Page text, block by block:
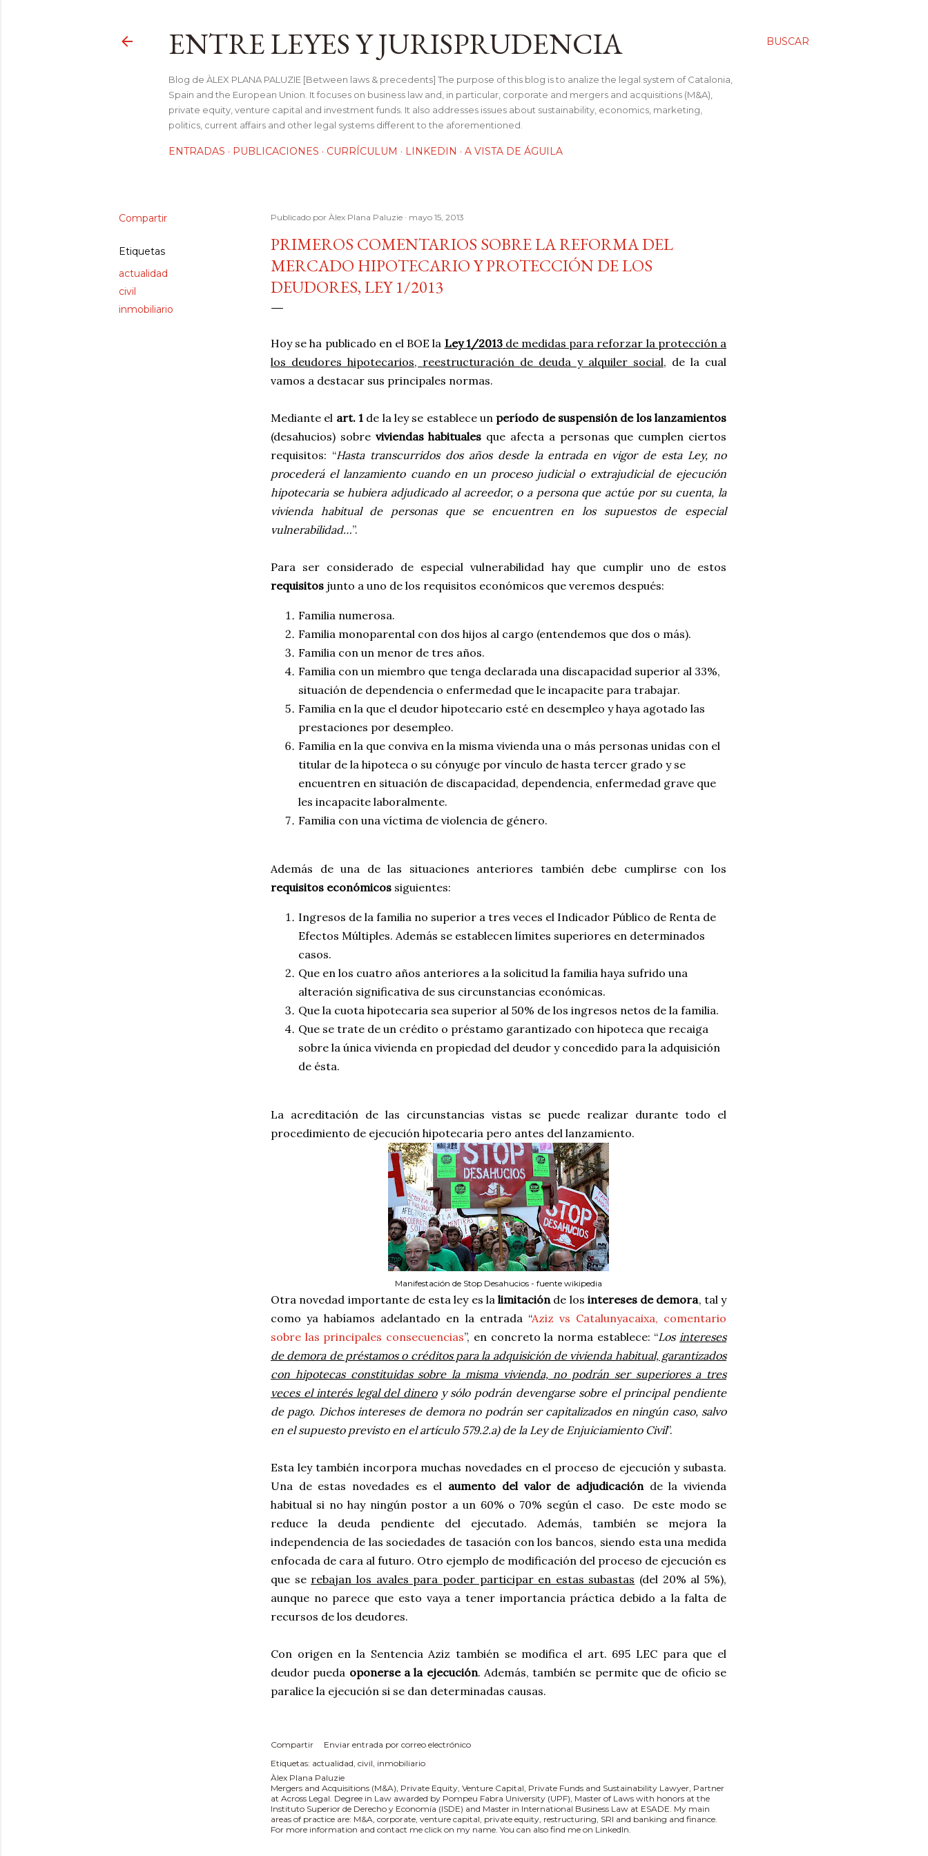
BUSCAR
ENTRE LEYES Y JURISPRUDENCIA
Blog de ÀLEX PLANA PALUZIE [Between laws & precedents] The purpose of this blog is to analize the legal system of Catalonia,
Spain and the European Union. It focuses on business law and, in particular, corporate and mergers and acquisitions (M&A),
private equity, venture capital and investment funds. It also addresses issues about sustainability, economics, marketing,
politics, current affairs and other legal systems different to the aforementioned.
ENTRADAS PUBLICACIONES CURRÍCULUM LINKEDIN A VISTA DE ÁGUILA
Compartir
Etiquetas
actualidad
civil
inmobiliario
Publicado por Àlex Plana Paluzie mayo 15, 2013
PRIMEROS COMENTARIOS SOBRE LA REFORMA DEL
MERCADO HIPOTECARIO Y PROTECCIÓN DE LOS
DEUDORES, LEY 1/2013
Hoy se ha publicado en el BOE la Ley 1/2013de medidas para reforzar la protección a
los deudores hipotecarios, reestructuración de deuda y alquiler social, de la cual
vamos a destacar sus principales normas.
Mediante el art. 1 de la ley se establece un período de suspensión de los lanzamientos
(desahucios) sobre viviendas habituales que afecta a personas que cumplen ciertos
requisitos: “Hasta transcurridos dos años desde la entrada en vigor de esta Ley, no
procederá el lanzamiento cuando en un proceso judicial o extrajudicial de ejecución
hipotecaria se hubiera adjudicado al acreedor, o a persona que actúe por su cuenta, la
vivienda habitual de personas que se encuentren en los supuestos de especial
vulnerabilidad…”.
Para ser considerado de especial vulnerabilidad hay que cumplir uno de estos
requisitos junto a uno de los requisitos económicos que veremos después:
Familia numerosa.
Familia monoparental con dos hijos al cargo (entendemos que dos o más).
Familia con un menor de tres años.
Familia con un miembro que tenga declarada una discapacidad superior al 33%,
situación de dependencia o enfermedad que le incapacite para trabajar.
Familia en la que el deudor hipotecario esté en desempleo y haya agotado las
prestaciones por desempleo.
Familia en la que conviva en la misma vivienda una o más personas unidas con el
titular de la hipoteca o su cónyuge por vínculo de hasta tercer grado y se
encuentren en situación de discapacidad, dependencia, enfermedad grave que
les incapacite laboralmente.
Familia con una víctima de violencia de género.
Además de una de las situaciones anteriores también debe cumplirse con los
requisitos económicos siguientes:
Ingresos de la familia no superior a tres veces el Indicador Público de Renta de
Efectos Múltiples. Además se establecen límites superiores en determinados
casos.
Que en los cuatro años anteriores a la solicitud la familia haya sufrido una
alteración significativa de sus circunstancias económicas.
Que la cuota hipotecaria sea superior al 50% de los ingresos netos de la familia.
Que se trate de un crédito o préstamo garantizado con hipoteca que recaiga
sobre la única vivienda en propiedad del deudor y concedido para la adquisición
de ésta.
La acreditación de las circunstancias vistas se puede realizar durante todo el
procedimiento de ejecución hipotecaria pero antes del lanzamiento.
Manifestación de Stop Desahucios - fuente wikipedia
Otra novedad importante de esta ley es lalimitaciónde los intereses de demora, tal y
como ya habíamos adelantado en la entrada “Aziz vs Catalunyacaixa, comentario
sobre las principales consecuencias”, en concreto la norma establece: “Losintereses
de demora de préstamos o créditos para la adquisición de vivienda habitual, garantizados
con hipotecas constituidas sobre la misma vivienda, no podrán ser superiores a tres
veces el interés legal del dineroy sólo podrán devengarse sobre el principal pendiente
de pago. Dichos intereses de demora no podrán ser capitalizados en ningún caso, salvo
en el supuesto previsto en el artículo 579.2.a) de la Ley de Enjuiciamiento Civil”.
Esta ley también incorpora muchas novedades en el proceso de ejecución y subasta.
Una de estas novedades es el aumento del valor de adjudicaciónde la vivienda
habitual si no hay ningún postor a un 60% o 70% según el caso.
De este modo se
reduce la deuda pendiente del ejecutado. Además, también se mejora la
independencia de las sociedades de tasación con los bancos, siendo esta una medida
enfocada de cara al futuro. Otro ejemplo de modificación del proceso de ejecución es
que se rebajan los avales para poder participar en estas subastas (del 20% al 5%),
aunque no parece que esto vaya a tener importancia práctica debido a la falta de
recursos de los deudores.
Con origen en la Sentencia Aziz también se modifica el art. 695 LEC para que el
deudor pueda oponerse a la ejecución. Además, también se permite que de oficio se
paralice la ejecución si se dan determinadas causas.
Compartir
Enviar entrada por correo electrónico
Etiquetas: actualidad civil inmobiliario
Àlex Plana Paluzie
Mergers and Acquisitions (M&A), Private Equity, Venture Capital, Private Funds and Sustainability Lawyer, Partner
at Across Legal. Degree in Law awarded by Pompeu Fabra University (UPF), Master of Laws with honors at the
Instituto Superior de Derecho y Economía (ISDE) and Master in International Business Law at ESADE. My main
areas of practice are: M&A, corporate, venture capital, private equity, restructuring, SRI and banking and finance.
For more information and contact me click on my name. You can also find me on LinkedIn.